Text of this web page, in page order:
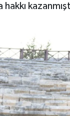
hakkı